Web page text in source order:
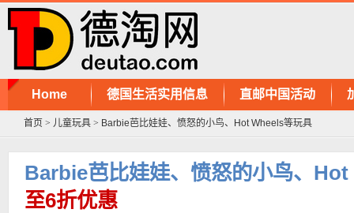
Home 德国生活实用信息 直邮中国活动
首页 > 儿童玩具 > Barbie芭比娃娃、愤怒的小鸟、Hot Wheels等玩具
Barbie芭比娃娃、愤怒的小鸟、
至6折优惠